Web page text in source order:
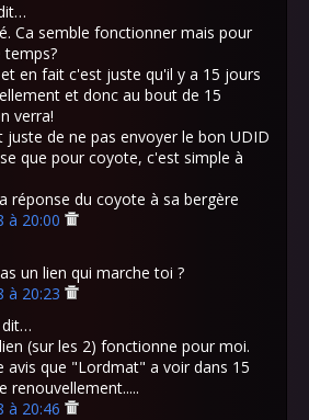
Ca semble fonctionner mais pour
temps?
et en fait c'est juste qu'il y a 15 jours
et donc au bout de 15
verra!
juste de ne pas envoyer le bon UDID
que pour coyote, c'est simple à
réponse du coyote à sa bergère
à 20:00
un lien qui marche toi ?
à 20:23
(sur les 2) fonctionne pour moi.
avis que "Lordmat" a voir dans 15
renouvellement.....
à 20:46